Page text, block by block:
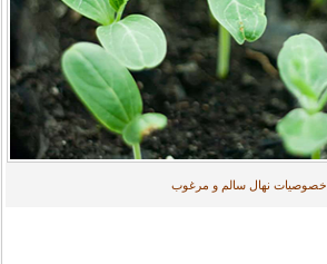
خصوصیات نهال سالم و مرغوب